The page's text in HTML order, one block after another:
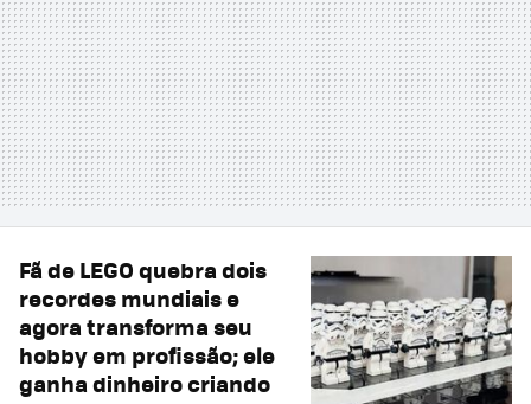
Fã de LEGO quebra dois
recordes mundiais e
agora transforma seu
hobby em profissão; ele
ganha dinheiro criando